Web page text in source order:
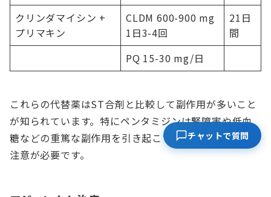
クリンダマイシン +
プリマキン
CLDM 600-900 mg
1日3-4回
21日
間
PQ 15-30 mg/日
これらの代替薬はST合剤と比較して副作用が多いこと
が知られています。特にペンタミジンは腎障害や低血
糖などの重篤な副作用を引き起こすことがあるため、
注意が必要です。
チャットで質問